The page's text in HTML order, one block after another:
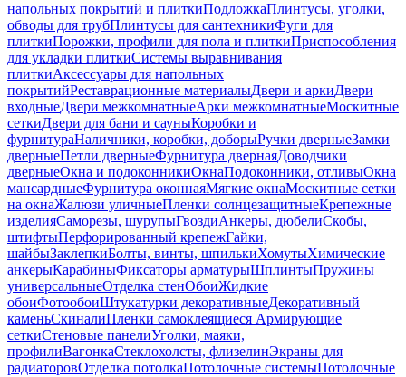
напольных покрытий и плиткиПодложкаПлинтусы, уголки,
обводы для трубПлинтусы для сантехникиФуги для
плиткиПорожки, профили для пола и плиткиПриспособления
для укладки плиткиСистемы выравнивания
плиткиАксессуары для напольных
покрытийРеставрационные материалыДвери и аркиДвери
входныеДвери межкомнатныеАрки межкомнатныеМоскитные
сеткиДвери для бани и сауныКоробки и
фурнитураНаличники, коробки, доборыРучки дверныеЗамки
дверныеПетли дверныеФурнитура двернаяДоводчики
дверныеОкна и подоконникиОкнаПодоконники, отливыОкна
мансардныеФурнитура оконнаяМягкие окнаМоскитные сетки
на окнаЖалюзи уличныеПленки солнцезащитныеКрепежные
изделияСаморезы, шурупыГвоздиАнкеры, дюбелиСкобы,
штифтыПерфорированный крепежГайки,
шайбыЗаклепкиБолты, винты, шпилькиХомутыХимические
анкерыКарабиныФиксаторы арматурыШплинтыПружины
универсальныеОтделка стенОбоиЖидкие
обоиФотообоиШтукатурки декоративныеДекоративный
каменьСкиналиПленки самоклеящиеся Армирующие
сеткиСтеновые панелиУголки, маяки,
профилиВагонкаСтеклохолсты, флизелинЭкраны для
радиаторовОтделка потолкаПотолочные системыПотолочные